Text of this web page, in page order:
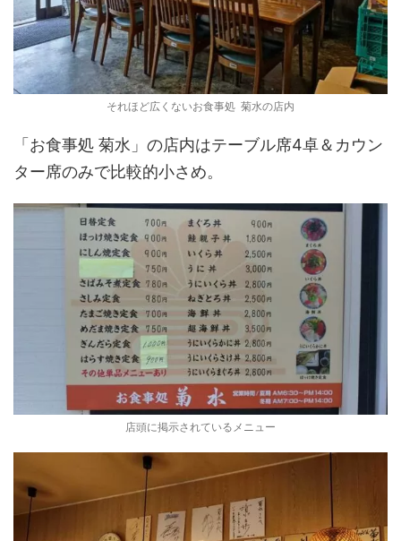
それほど広くないお食事処 菊水の店内
「お食事処 菊水」の店内はテーブル席4卓＆カウン
ター席のみで比較的小さめ。
店頭に掲示されているメニュー